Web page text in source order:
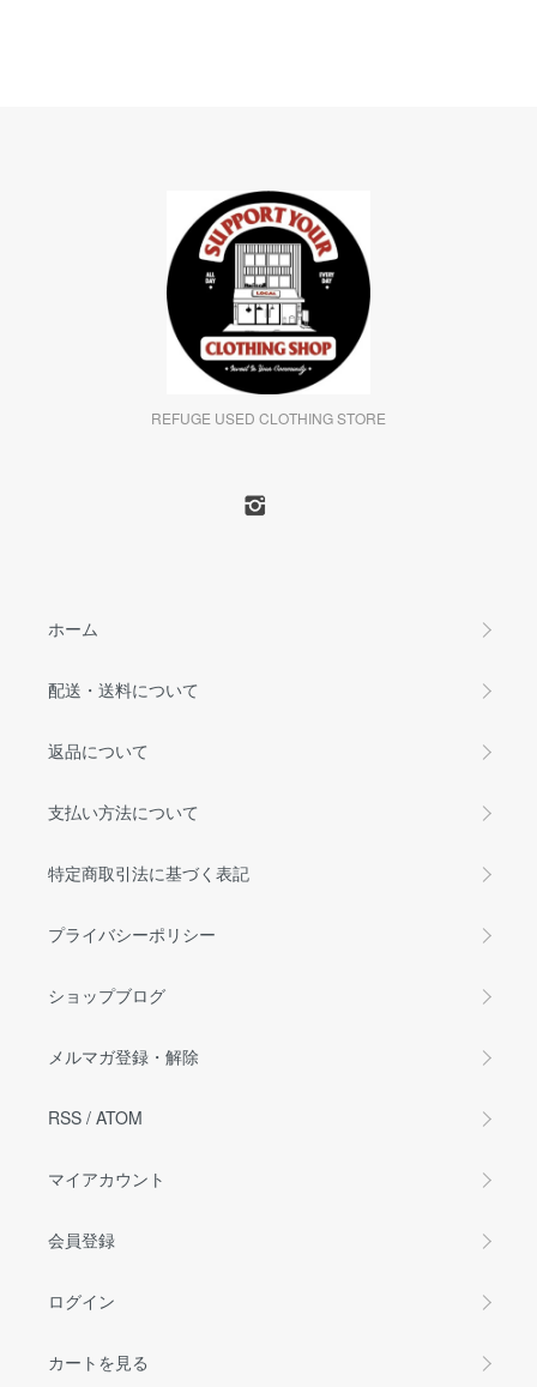
REFUGE USED CLOTHING STORE
ホーム
配送・送料について
返品について
支払い方法について
特定商取引法に基づく表記
プライバシーポリシー
ショップブログ
メルマガ登録・解除
RSS / ATOM
マイアカウント
会員登録
ログイン
カートを見る